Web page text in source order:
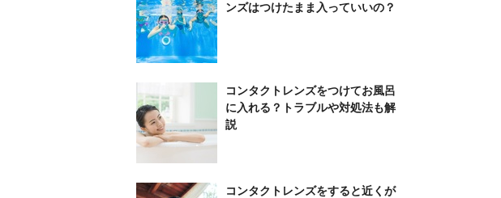
ンズはつけたまま入っていいの？
コンタクトレンズをつけてお風呂
に入れる？トラブルや対処法も解
説
コンタクトレンズをすると近くが